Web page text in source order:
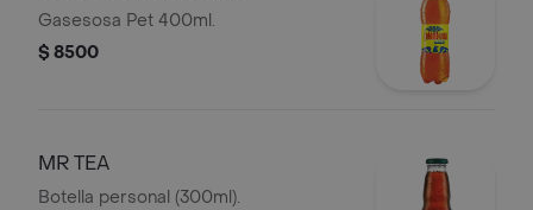
Gasesosa Pet 400ml.
$ 8500
MR TEA
Botella personal (300ml).